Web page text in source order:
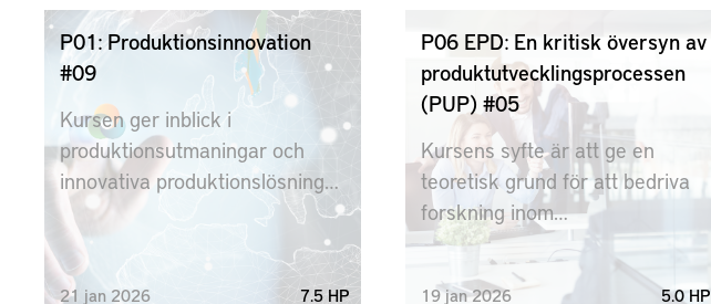
P01: Produktionsinnovation
#09
Kursen ger inblick i
produktionsutmaningar och
innovativa produktionslösningar
hos ett stort antal
producerande företag, som
tjänar som inspiration och ”live
21 jan 2026 7.5 HP
P06 EPD: En kritisk översyn av
produktutvecklingsprocessen
(PUP) #05
Kursens syfte är att ge en
teoretisk grund för att bedriva
forskning inom
produktutveckling.
19 jan 2026 5.0 HP